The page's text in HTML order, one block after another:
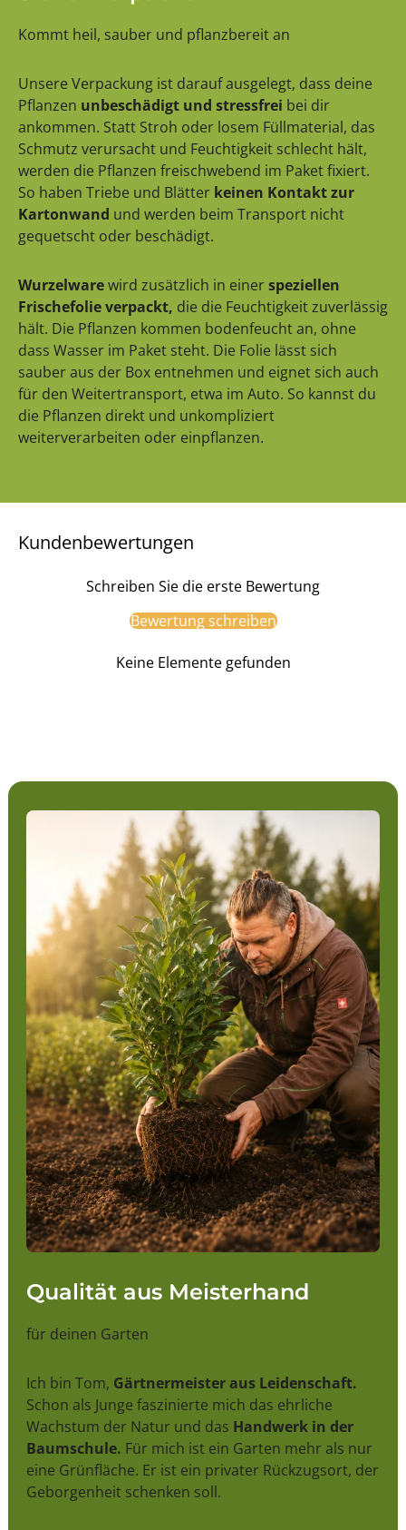
Kommt heil, sauber und pflanzbereit an
Unsere Verpackung ist darauf ausgelegt, dass deine
Pflanzen unbeschädigt und stressfrei bei dir
ankommen. Statt Stroh oder losem Füllmaterial, das
Schmutz verursacht und Feuchtigkeit schlecht hält,
werden die Pflanzen freischwebend im Paket fixiert.
So haben Triebe und Blätter keinen Kontakt zur
Kartonwand und werden beim Transport nicht
gequetscht oder beschädigt.
Wurzelwarewird zusätzlich in einerspeziellen
Frischefolie verpackt, die die Feuchtigkeit zuverlässig
hält. Die Pflanzen kommen bodenfeucht an, ohne
dass Wasser im Paket steht. Die Folie lässt sich
sauber aus der Box entnehmen und eignet sich auch
für den Weitertransport, etwa im Auto. So kannst du
die Pflanzen direkt und unkompliziert
weiterverarbeiten oder einpflanzen.
Kundenbewertungen
Schreiben Sie die erste Bewertung
Bewertung schreiben
Keine Elemente gefunden
Qualität aus Meisterhand
für deinen Garten
Ich bin Tom, Gärtnermeister aus Leidenschaft.
Schon als Junge faszinierte mich das ehrliche
Wachstum der Natur und das Handwerk in der
Baumschule. Für mich ist ein Garten mehr als nur
eine Grünfläche. Er ist ein privater Rückzugsort, der
Geborgenheit schenken soll.